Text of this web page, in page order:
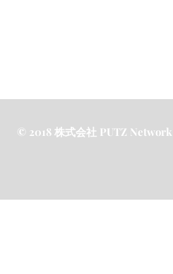
© 2018 株式会社 PUTZ